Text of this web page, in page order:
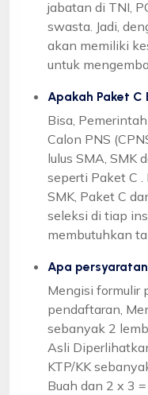
jabatan di TNI,
swasta. Jadi,
akan memiliki
untuk
Apakah Paket C
Bisa,
Calon PNS
lulus SMA, SMK
seperti Paket C .
SMK, Paket C
seleksi di tiap
membutuhkan
Apa
Mengisi formulir
pendaftaran,
sebanyak 2
Asli
KTP/KK
Buah dan 2 x 3